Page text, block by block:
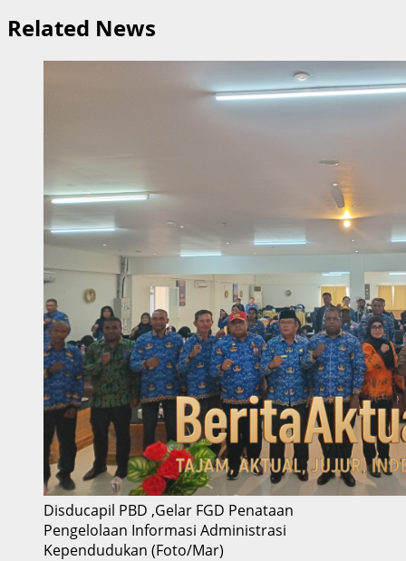
Related News
Disducapil PBD ,Gelar FGD Penataan
Pengelolaan Informasi Administrasi
Kependudukan (Foto/Mar)